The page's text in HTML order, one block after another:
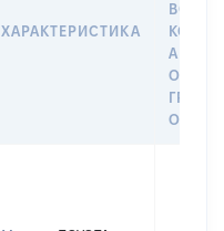
ХАРАКТЕРИСТИКА
АБО